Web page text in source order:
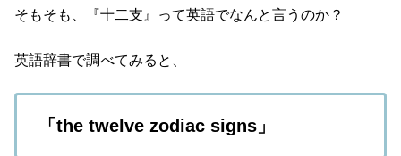
そもそも、『十二支』って英語でなんと言うのか？
英語辞書で調べてみると、
「the twelve zodiac signs」